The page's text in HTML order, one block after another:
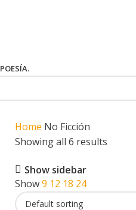
POESÍA.
Home No Ficción
Showing all 6 results
Show sidebar
Show9 12 18 24